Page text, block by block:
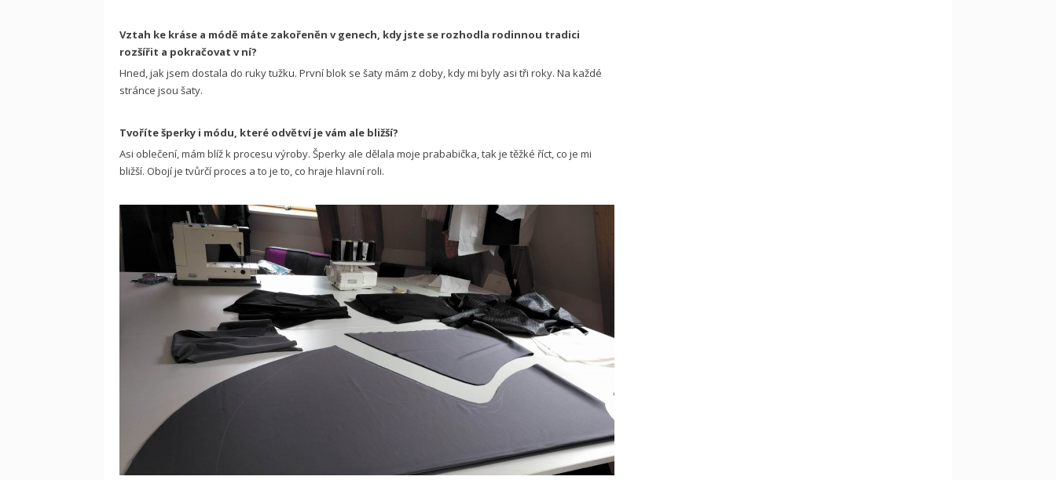
Vztah ke kráse a módě máte zakořeněn v genech, kdy jste se rozhodla rodinnou tradici
rozšířit a pokračovat v ní?
Hned, jak jsem dostala do ruky tužku. První blok se šaty mám z doby, kdy mi byly asi tři roky. Na každé
stránce jsou šaty.
Tvoříte šperky i módu, které odvětví je vám ale bližší?
Asi oblečení, mám blíž k procesu výroby. Šperky ale dělala moje prababička, tak je těžké říct, co je mi
bližší. Obojí je tvůrčí proces a to je to, co hraje hlavní roli.